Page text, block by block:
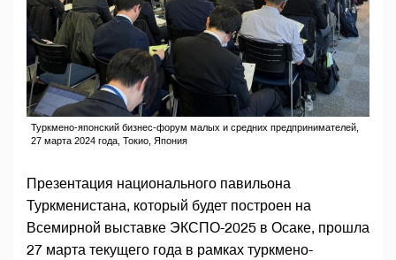
Туркмено-японский бизнес-форум малых и средних предпринимателей,
27 марта 2024 года, Токио, Япония
Презентация национального павильона
Туркменистана, который будет построен на
Всемирной выставке ЭКСПО-2025 в Осаке, прошла
27 марта текущего года в рамках туркмено-